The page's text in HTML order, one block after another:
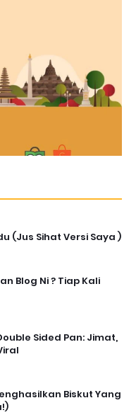
(Jus Sihat Versi Saya )
Blog Ni ? Tiap Kali
Sided Pan: Jimat,
Biskut Yang